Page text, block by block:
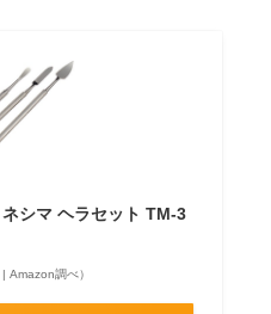
シマ ヘラセット TM-3
Amazon調べ）